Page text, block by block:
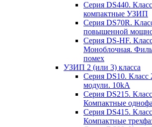
Серия DS440.
компактные УЗИП
Серия DS70R.
повышенной
Серия DS-HF.
Моноблочная.
помех
УЗИП 2 (или 3) класса
Серия DS10.
модули. 10kA
Серия DS215.
Компактные
Серия DS415.
Компактные